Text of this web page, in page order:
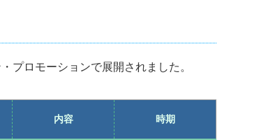
プロモーションで展開されました。
内容 時期